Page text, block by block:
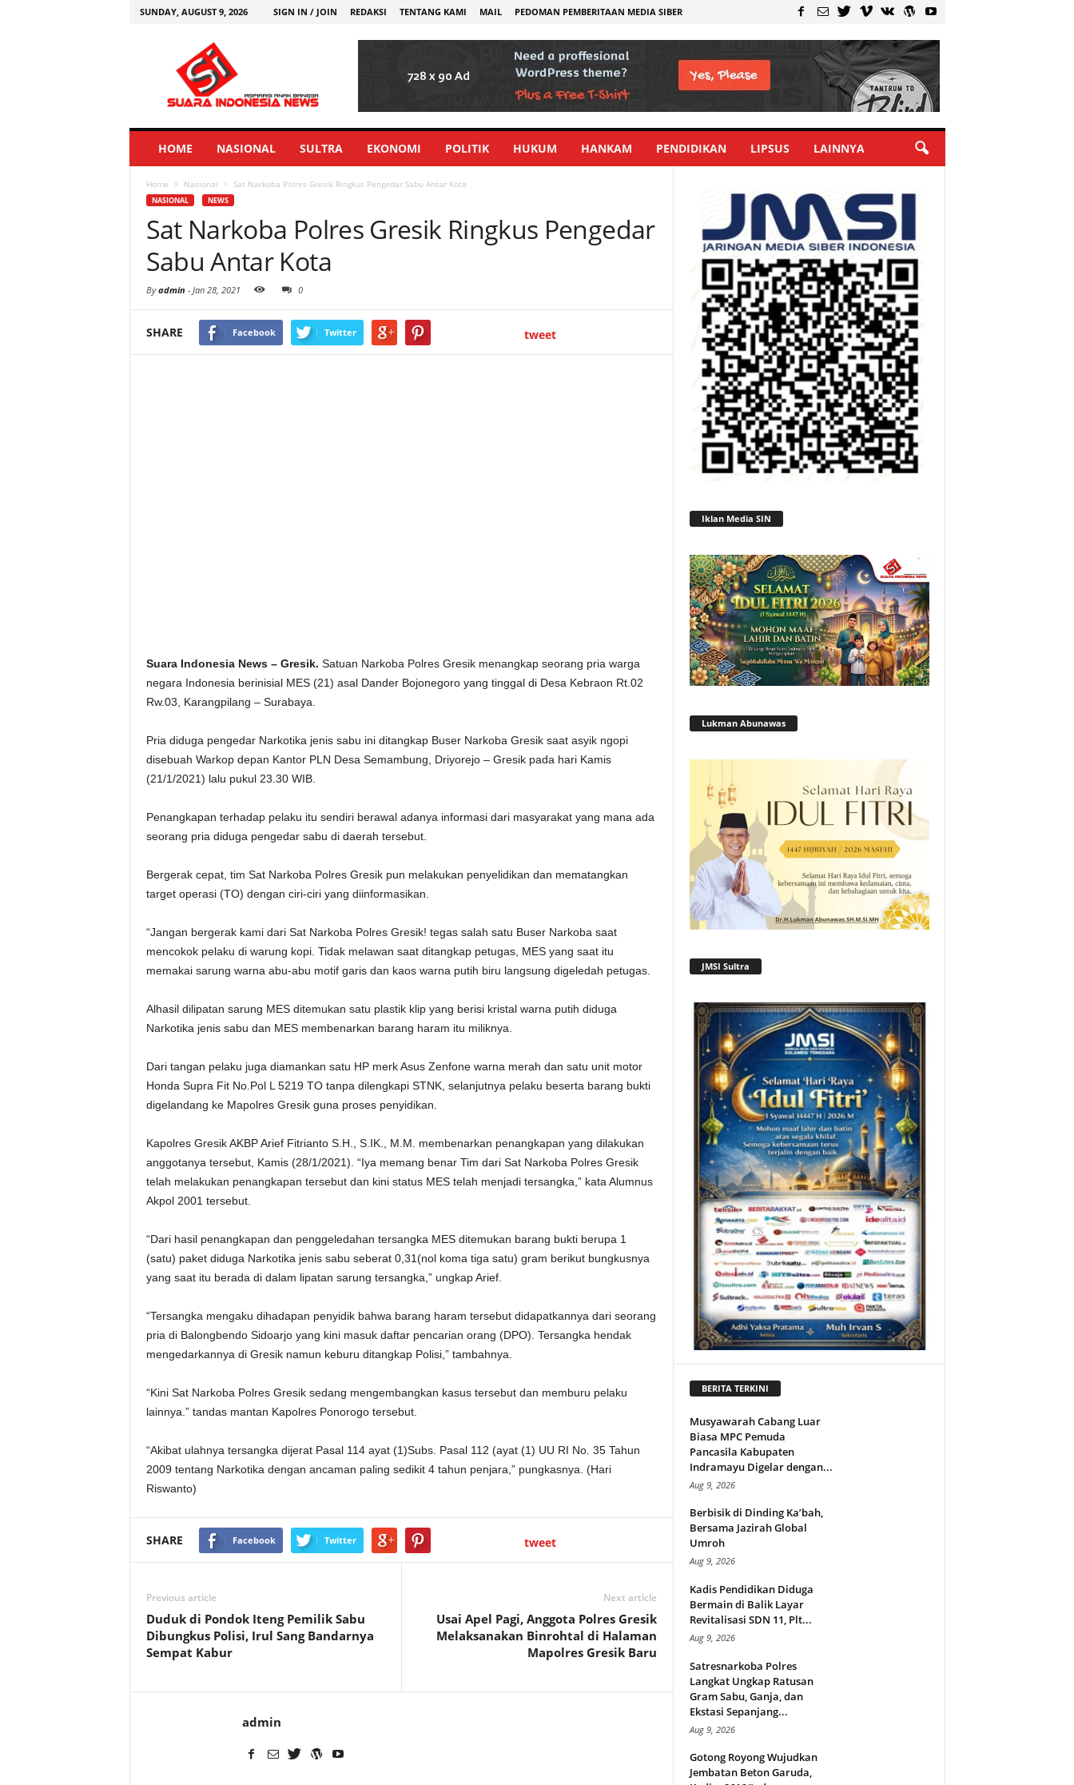
SUNDAY, AUGUST 9, 2026 SIGN IN / JOIN REDAKSI TENTANG KAMI MAIL PEDOMAN PEMBERITAAN MEDIA SIBER
HOME NASIONAL SULTRA EKONOMI POLITIK HUKUM HANKAM PENDIDIKAN LIPSUS LAINNYA
Home Nasional Sat Narkoba Polres Gresik Ringkus Pengedar Sabu Antar Kota
NASIONAL NEWS
Sat Narkoba Polres Gresik Ringkus Pengedar
Sabu Antar Kota
Byadmin - Jan 28, 2021 0
SHARE Facebook Twitter tweet
Suara Indonesia News – Gresik. Satuan Narkoba Polres Gresik menangkap seorang pria warga
negara Indonesia berinisial MES (21) asal Dander Bojonegoro yang tinggal di Desa Kebraon Rt.02
Rw.03, Karangpilang – Surabaya.
Pria diduga pengedar Narkotika jenis sabu ini ditangkap Buser Narkoba Gresik saat asyik ngopi
disebuah Warkop depan Kantor PLN Desa Semambung, Driyorejo – Gresik pada hari Kamis
(21/1/2021) lalu pukul 23.30 WIB.
Penangkapan terhadap pelaku itu sendiri berawal adanya informasi dari masyarakat yang mana ada
seorang pria diduga pengedar sabu di daerah tersebut.
Bergerak cepat, tim Sat Narkoba Polres Gresik pun melakukan penyelidikan dan mematangkan
target operasi (TO) dengan ciri-ciri yang diinformasikan.
“Jangan bergerak kami dari Sat Narkoba Polres Gresik! tegas salah satu Buser Narkoba saat
mencokok pelaku di warung kopi. Tidak melawan saat ditangkap petugas, MES yang saat itu
memakai sarung warna abu-abu motif garis dan kaos warna putih biru langsung digeledah petugas.
Alhasil dilipatan sarung MES ditemukan satu plastik klip yang berisi kristal warna putih diduga
Narkotika jenis sabu dan MES membenarkan barang haram itu miliknya.
Dari tangan pelaku juga diamankan satu HP merk Asus Zenfone warna merah dan satu unit motor
Honda Supra Fit No.Pol L 5219 TO tanpa dilengkapi STNK, selanjutnya pelaku beserta barang bukti
digelandang ke Mapolres Gresik guna proses penyidikan.
Kapolres Gresik AKBP Arief Fitrianto S.H., S.IK., M.M. membenarkan penangkapan yang dilakukan
anggotanya tersebut, Kamis (28/1/2021). “Iya memang benar Tim dari Sat Narkoba Polres Gresik
telah melakukan penangkapan tersebut dan kini status MES telah menjadi tersangka,” kata Alumnus
Akpol 2001 tersebut.
“Dari hasil penangkapan dan penggeledahan tersangka MES ditemukan barang bukti berupa 1
(satu) paket diduga Narkotika jenis sabu seberat 0,31(nol koma tiga satu) gram berikut bungkusnya
yang saat itu berada di dalam lipatan sarung tersangka,” ungkap Arief.
“Tersangka mengaku dihadapan penyidik bahwa barang haram tersebut didapatkannya dari seorang
pria di Balongbendo Sidoarjo yang kini masuk daftar pencarian orang (DPO). Tersangka hendak
mengedarkannya di Gresik namun keburu ditangkap Polisi,” tambahnya.
“Kini Sat Narkoba Polres Gresik sedang mengembangkan kasus tersebut dan memburu pelaku
lainnya.” tandas mantan Kapolres Ponorogo tersebut.
“Akibat ulahnya tersangka dijerat Pasal 114 ayat (1)Subs. Pasal 112 (ayat (1) UU RI No. 35 Tahun
2009 tentang Narkotika dengan ancaman paling sedikit 4 tahun penjara,” pungkasnya. (Hari
Riswanto)
SHARE Facebook Twitter tweet
Previous article
Duduk di Pondok Iteng Pemilik Sabu
Dibungkus Polisi, Irul Sang Bandarnya
Sempat Kabur
Next article
Usai Apel Pagi, Anggota Polres Gresik
Melaksanakan Binrohtal di Halaman
Mapolres Gresik Baru
admin
Iklan Media SIN
Lukman Abunawas
JMSI Sultra
BERITA TERKINI
Musyawarah Cabang Luar
Biasa MPC Pemuda
Pancasila Kabupaten
Indramayu Digelar dengan...
Aug 9, 2026
Berbisik di Dinding Ka’bah,
Bersama Jazirah Global
Umroh
Aug 9, 2026
Kadis Pendidikan Diduga
Bermain di Balik Layar
Revitalisasi SDN 11, Plt...
Aug 9, 2026
Satresnarkoba Polres
Langkat Ungkap Ratusan
Gram Sabu, Ganja, dan
Ekstasi Sepanjang...
Aug 9, 2026
Gotong Royong Wujudkan
Jembatan Beton Garuda,